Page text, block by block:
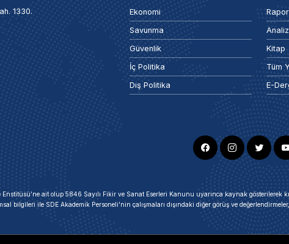
1330.
Ekonomi
Savunma
Güvenlik
İç Politika
Dış Politika
Rapor
Kitap
Tüm
E-
ait olup 5846 Sayılı Fikir ve Sanat Eserleri Kanunu uyarınca kaynak gösterilerek
bilgileri ile SDE Akademik Personeli'nin çalışmaları dışındaki diğer görüş ve